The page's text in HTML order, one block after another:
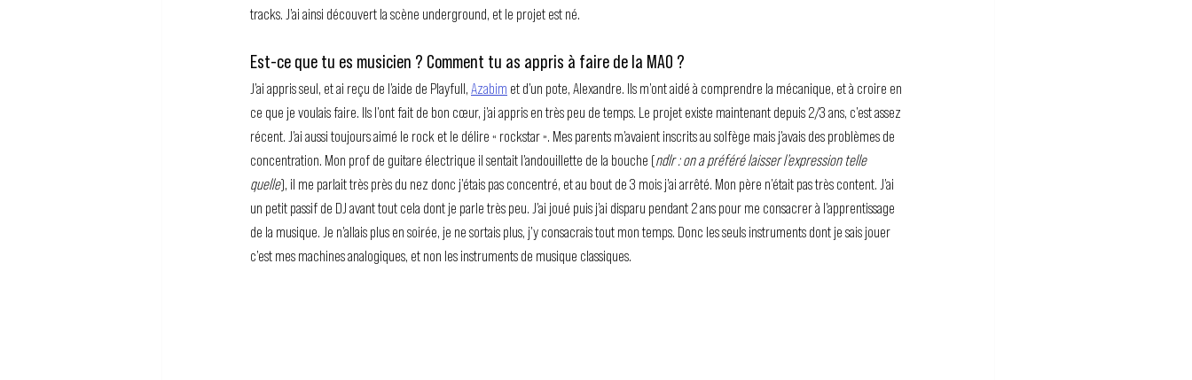
tracks. J’ai ainsi découvert la scène underground, et le projet est né.
Est-ce que tu es musicien ? Comment tu as appris à faire de la MAO ?
J’ai appris seul, et ai reçu de l’aide de Playfull, Azabim et d’un pote, Alexandre. Ils m’ont aidé à comprendre la mécanique, et à croire en
ce que je voulais faire. Ils l’ont fait de bon cœur, j’ai appris en très peu de temps. Le projet existe maintenant depuis 2/3 ans, c’est assez
récent. J’ai aussi toujours aimé le rock et le délire « rockstar ». Mes parents m’avaient inscrits au solfège mais j’avais des problèmes de
concentration. Mon prof de guitare électrique il sentait l’andouillette de la bouche (ndlr : on a préféré laisser l’expression telle
quelle), il me parlait très près du nez donc j’étais pas concentré, et au bout de 3 mois j’ai arrêté. Mon père n’était pas très content. J’ai
un petit passif de DJ avant tout cela dont je parle très peu. J’ai joué puis j’ai disparu pendant 2 ans pour me consacrer à l’apprentissage
de la musique. Je n’allais plus en soirée, je ne sortais plus, j’y consacrais tout mon temps. Donc les seuls instruments dont je sais jouer
c’est mes machines analogiques, et non les instruments de musique classiques.